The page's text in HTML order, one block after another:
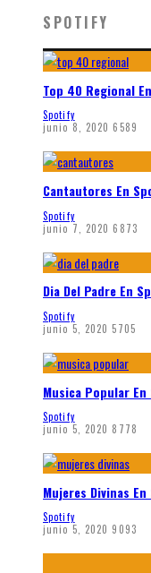
SPOTIFY
Top 40 Regional
Spotify
junio 8, 2020 6589
Cantautores En
Spotify
junio 7, 2020 6873
Dia Del Padre En
Spotify
junio 5, 2020 5705
Musica Popular
Spotify
junio 5, 2020 8778
Mujeres Divinas
Spotify
junio 5, 2020 9093